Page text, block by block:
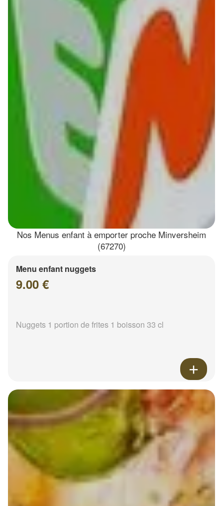
Nos Menus enfant à emporter proche Minversheim
(67270)
Menu enfant nuggets
9.00 €
Nuggets 1 portion de frites 1 boisson 33 cl